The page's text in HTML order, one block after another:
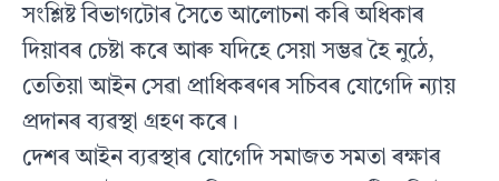
সংশ্লিষ্ট বিভাগটোৰ সৈতে আলোচনা কৰি অধিকাৰ
দিয়াবৰ চেষ্টা কৰে আৰু যদিহে সেয়া সম্ভৱ হৈ নুঠে,
তেতিয়া আইন সেৱা প্ৰাধিকৰণৰ সচিবৰ যোগেদি ন্যায়
প্ৰদানৰ ব্যৱস্থা গ্ৰহণ কৰে।
দেশৰ আইন ব্যৱস্থাৰ যোগেদি সমাজত সমতা ৰক্ষাৰ